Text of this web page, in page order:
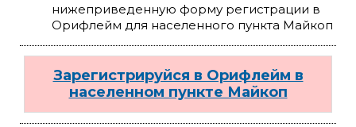
нижеприведенную форму регистрации в
Орифлейм для населенного пункта Майкоп
Зарегистрируйся в Орифлейм в
населенном пункте Майкоп